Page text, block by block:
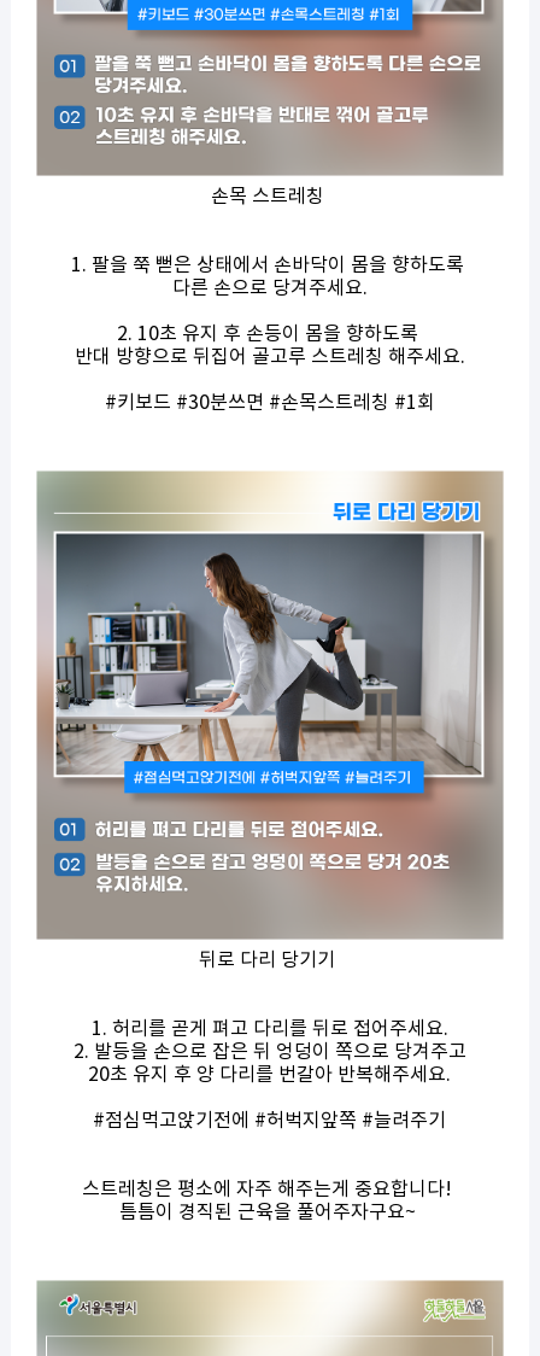
손목 스트레칭
1. 팔을 쭉 뻗은 상태에서 손바닥이 몸을 향하도록
다른 손으로 당겨주세요.
2. 10초 유지 후 손등이 몸을 향하도록
반대 방향으로 뒤집어 골고루 스트레칭 해주세요.
#키보드 #30분쓰면 #손목스트레칭 #1회
뒤로 다리 당기기
1. 허리를 곧게 펴고 다리를 뒤로 접어주세요.
2. 발등을 손으로 잡은 뒤 엉덩이 쪽으로 당겨주고
20초 유지 후 양 다리를 번갈아 반복해주세요.
#점심먹고앉기전에 #허벅지앞쪽 #늘려주기
스트레칭은 평소에 자주 해주는게 중요합니다!
틈틈이 경직된 근육을 풀어주자구요~